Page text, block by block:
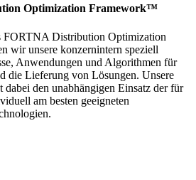
Optimization Framework™
FORTNA Distribution Optimization
wir unsere konzernintern speziell
Anwendungen und Algorithmen für
die Lieferung von Lösungen. Unsere
dabei den unabhängigen Einsatz der für
am besten geeigneten